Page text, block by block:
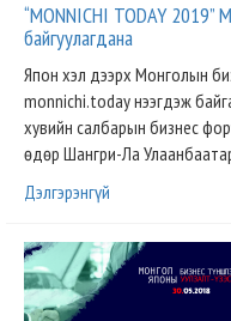
“MONNICHI TODAY
байгуулагдана
Япон хэл дээрх Монголын
monnichi.today нээгдэж
хувийн салбарын бизнес
өдөр Шангри-Ла
Дэлгэрэнгүй